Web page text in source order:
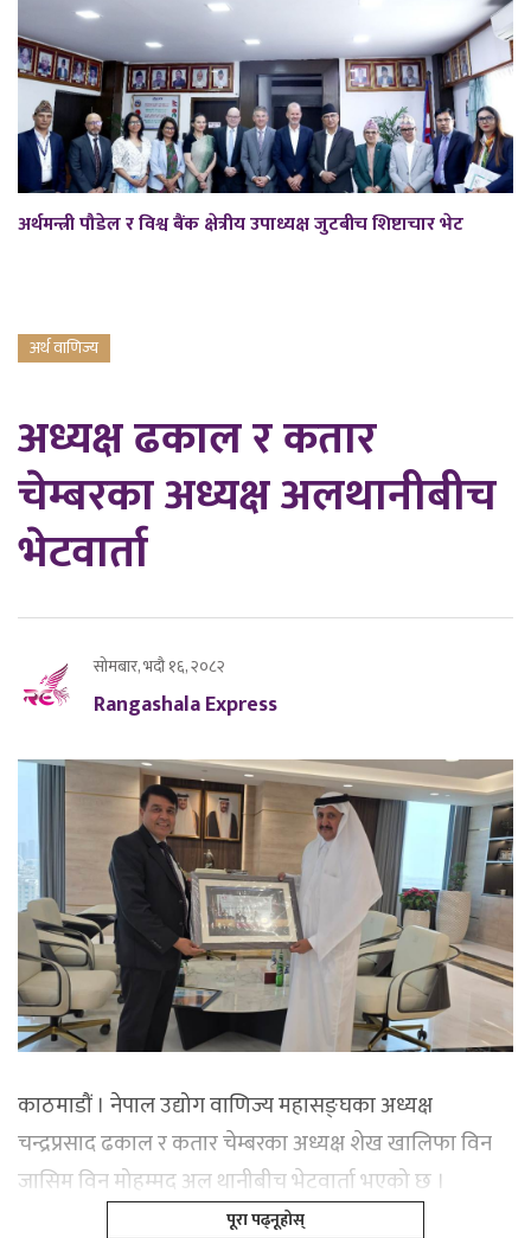
अर्थमन्त्री पौडेल र विश्व बैंक क्षेत्रीय उपाध्यक्ष जुटबीच शिष्टाचार भेट
अर्थ वाणिज्य
अध्यक्ष ढकाल र कतार
चेम्बरका अध्यक्ष अलथानीबीच
भेटवार्ता
सोमबार, भदौ १६, २०८२
Rangashala Express
काठमाडौं । नेपाल उद्योग वाणिज्य महासङ्घका अध्यक्ष
चन्द्रप्रसाद ढकाल र कतार चेम्बरका अध्यक्ष शेख खालिफा विन
जासिम विन मोहम्मद अल थानीबीच भेटवार्ता भएको छ ।
पूरा पढ्नूहोस्